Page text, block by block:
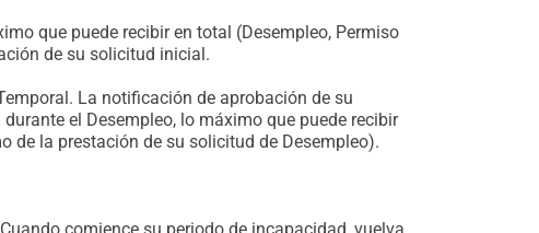
que puede recibir en total (Desempleo, Permiso
de su solicitud inicial.
La notificación de aprobación de su
el Desempleo, lo máximo que puede recibir
de la prestación de su solicitud de Desempleo).